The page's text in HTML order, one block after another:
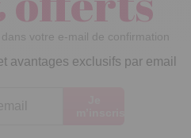
votre e-mail de confirmation
avantages exclusifs par email